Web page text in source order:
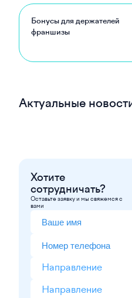
Бонусы для держателей
франшизы
Актуальные
Хотите
сотрудничать?
Оставьте заявку и мы свяжемся с
вами
Направление
Направление